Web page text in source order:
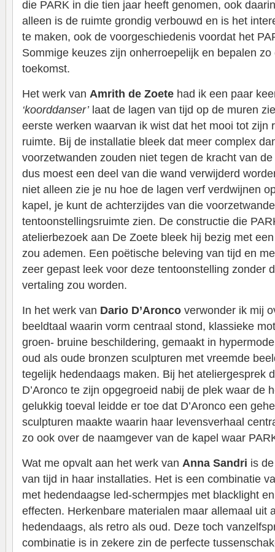
die PARK in die tien jaar heeft genomen, ook
alleen is de ruimte grondig verbouwd en is het
te maken, ook de voorgeschiedenis voordat het
Sommige keuzes zijn onherroepelijk en bepalen
toekomst.
Het werk van Amrith de Zoete had ik een paar
‘koorddanser’laat de lagen van tijd op de muren
eerste werken waarvan ik wist dat het mooi tot zijn
ruimte. Bij de installatie bleek dat meer complex
voorzetwanden zouden niet tegen de kracht van
dus moest een deel van die wand verwijderd
niet alleen zie je nu hoe de lagen verf verdwijnen
kapel, je kunt de achterzijdes van die
tentoonstellingsruimte zien. De constructie die
atelierbezoek aan De Zoete bleek hij bezig met
zou ademen. Een poëtische beleving van tijd en
zeer gepast leek voor deze tentoonstelling zonder
vertaling zou worden.
In het werk van Dario D’Aronco verwonder ik mij
beeldtaal waarin vorm centraal stond, klassieke
groen- bruine beschildering, gemaakt in
oud als oude bronzen sculpturen met vreemde
tegelijk hedendaags maken. Bij het ateliergesprek
D’Aronco te zijn opgegroeid nabij de plek waar de
gelukkig toeval leidde er toe dat D’Aronco een
sculpturen maakte waarin haar levensverhaal
zo ook over de naamgever van de kapel waar
Wat me opvalt aan het werk van Anna Sandri is
van tijd in haar installaties. Het is een combinatie
met hedendaagse led-schermpjes met blacklight
effecten. Herkenbare materialen maar allemaal uit
hedendaags, als retro als oud. Deze toch
combinatie is in zekere zin de perfecte